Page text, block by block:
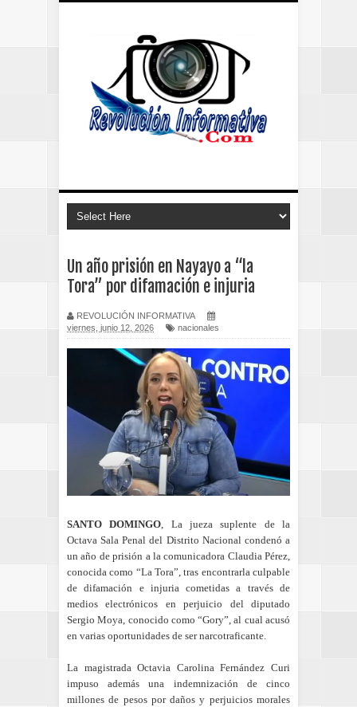
Un año prisión en Nayayo a “la
Tora” por difamación e injuria
REVOLUCIÓN INFORMATIVA
viernes, junio 12, 2026
nacionales
SANTO DOMINGO, La jueza suplente de la
Octava Sala Penal del Distrito Nacional condenó a
un año de prisión a la comunicadora Claudia Pérez,
conocida como “La Tora”, tras encontrarla culpable
de difamación e injuria cometidas a través de
medios electrónicos en perjuicio del diputado
Sergio Moya, conocido como “Gory”, al cual acusó
en varias oportunidades de ser narcotraficante.
La magistrada Octavia Carolina Fernández Curi
impuso además una indemnización de cinco
millones de pesos por daños y perjuicios morales